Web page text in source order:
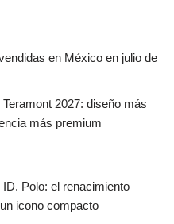
en México en julio de
2027: diseño más
más premium
Polo: el renacimiento
icono compacto